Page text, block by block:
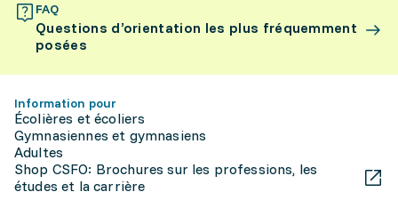
FAQ
Questions d’orientation les plus fréquemment
posées
Information pour
Écolières et écoliers
Gymnasiennes et gymnasiens
Adultes
Shop CSFO: Brochures sur les professions, les
études et la carrière